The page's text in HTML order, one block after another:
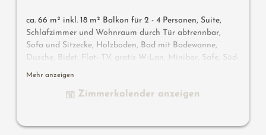
ca. 66 m² inkl. 18 m² Balkon für 2 - 4 Personen, Suite,
Schlafzimmer und Wohnraum durch Tür abtrennbar,
Sofa und Sitzecke, Holzboden, Bad mit Badewanne,
Dusche, Bidet, Flat- TV, gratis W-Lan, Minibar, Safe, Süd-
Westbalkon, Garage
Mehr anzeigen
Zimmerkalender anzeigen